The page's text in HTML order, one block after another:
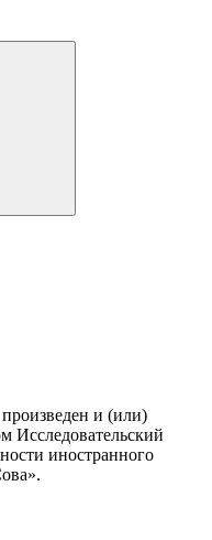
и (или)
Исследовательский
иностранного